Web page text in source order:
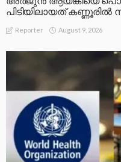
പിടിയിലായത് കണ്ണൂരിൽ
Reporter August 9, 2026